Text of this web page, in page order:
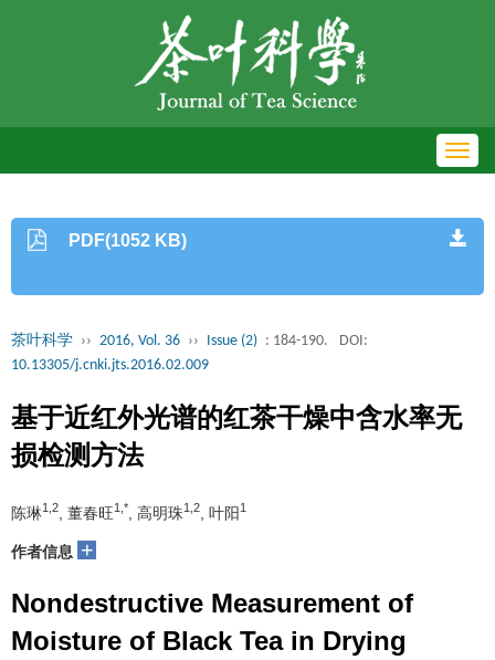
PDF(1052 KB)
茶叶科学 ›› 2016, Vol. 36 ›› Issue (2) : 184-190.
DOI:
10.13305/j.cnki.jts.2016.02.009
基于近红外光谱的红茶干燥中含水率无
损检测方法
陈琳1,2 , 董春旺1,* , 高明珠1,2 , 叶阳1
作者信息 +
Nondestructive Measurement of
Moisture of Black Tea in Drying